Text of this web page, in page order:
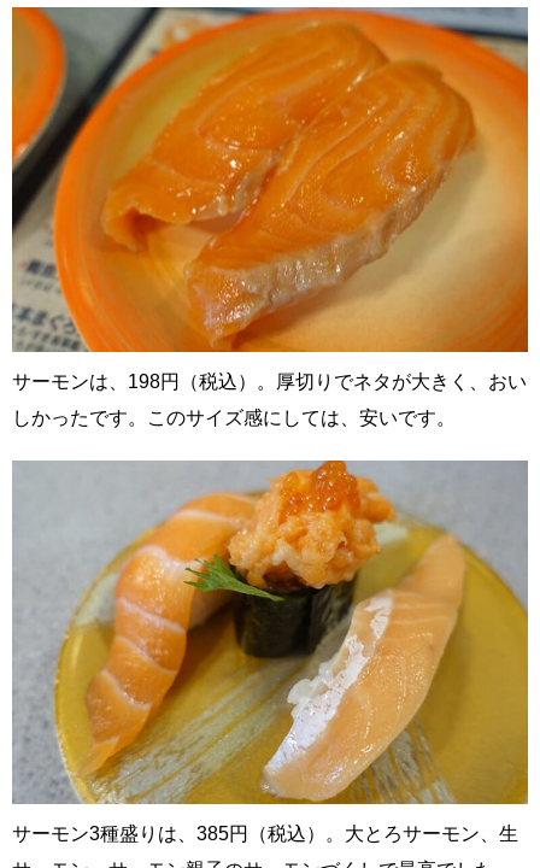
サーモンは、198円（税込）。厚切りでネタが大きく、おい
しかったです。このサイズ感にしては、安いです。
サーモン3種盛りは、385円（税込）。大とろサーモン、生